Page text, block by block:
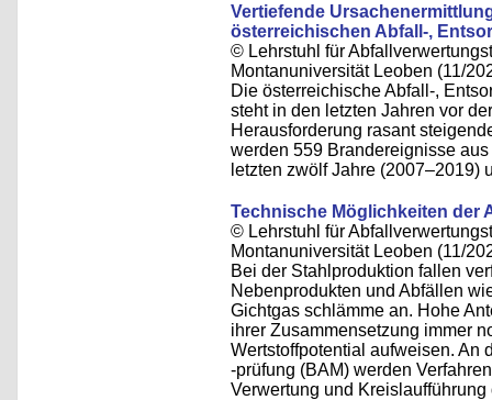
Vertiefende
österreichischen Abfall-,
© Lehrstuhl für
Montanuniversität Leoben (11/
Die österreichische Abfall-,
steht in den letzten Jahren vor
Herausforderung rasant
werden 559 Brandereignisse
letzten zwölf Jahre (2007–2019)
Technische Möglichkeiten der
© Lehrstuhl für
Montanuniversität Leoben (11/
Bei der Stahlproduktion fallen
Nebenprodukten und Abfällen
Gichtgas schlämme an. Hohe
ihrer Zusammensetzung immer
Wertstoffpotential aufweisen. An
-prüfung (BAM) werden
Verwertung und